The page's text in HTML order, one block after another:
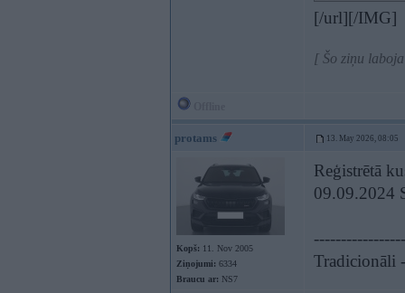
[/url][/IMG]
[ Šo ziņu
protams 13. May 2026, 08:05
Kopš: 11. Nov 2005
Ziņojumi: 6334
Braucu ar: NS7
Reģistrētā
09.09.2024
-----------------
Tradicionāli